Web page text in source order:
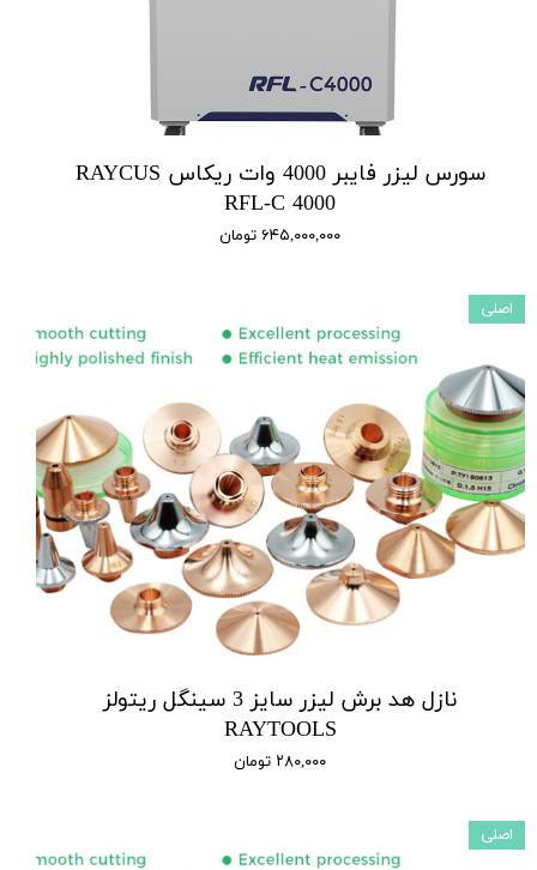
سورس لیزر فایبر 4000 وات ریکاس RAYCUS
RFL-C 4000
۶۴۵,۰۰۰,۰۰۰ تومان
نازل هد برش لیزر سایز 3 سینگل ریتولز
RAYTOOLS
۲۸۰,۰۰۰ تومان
اصلی
اصلی